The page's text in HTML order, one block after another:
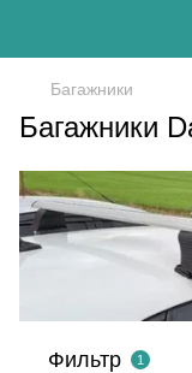
Багажники
Багажники
Фильтр 1